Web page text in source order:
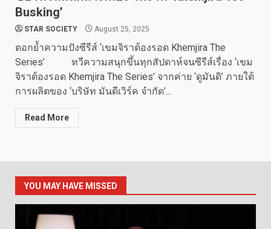
Busking’
STAR SOCIETY August 25, 2025
ตอกย้ำความปังซีรีส์ ‘เขมจิราต้องรอด Khemjira The
Series’ ทวีความสนุกขึ้นทุกสัปดาห์จนซีรีส์เรื่อง ‘เขม
จิราต้องรอด Khemjira The Series’ จากค่าย ‘ดูมันดิ’ ภายใต้
การผลิตของ ‘บริษัท มันดีเวิร์ค จำกัด’...
Read More
YOU MAY HAVE MISSED